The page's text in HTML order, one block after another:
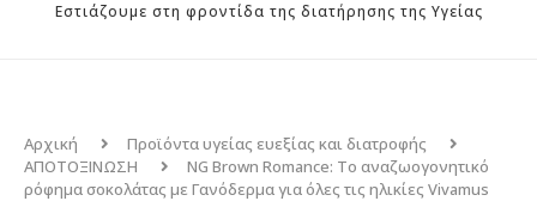
Εστιάζουμε στη φροντίδα της διατήρησης της Υγείας
Αρχική
Προϊόντα υγείας ευεξίας και διατροφής
ΑΠΟΤΟΞΙΝΩΣΗ
NG Brown Romance: Το αναζωογονητικό
ρόφημα σοκολάτας με Γανόδερμα για όλες τις ηλικίες Vivamus